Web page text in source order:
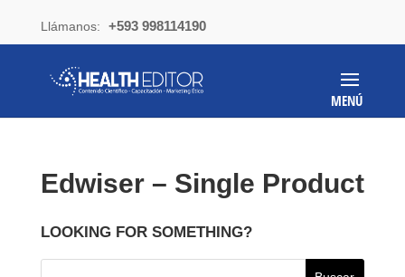
Llámanos: +593 998114190
Edwiser – Single Product
LOOKING FOR SOMETHING?